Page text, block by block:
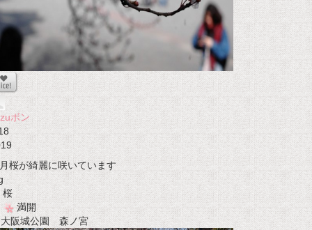
ボン
桜が綺麗に咲いています
桜
満開
阪城公園 森ノ宮